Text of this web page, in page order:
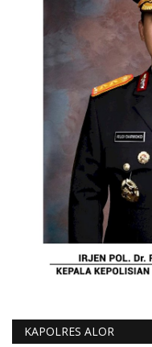
KAPOLRES ALOR